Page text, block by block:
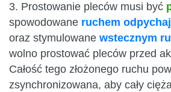
3. Prostowanie pleców musi być
spowodowane ruchem
oraz stymulowane wstecznym
wolno prostować pleców przed
Całość tego złożonego ruchu
zsynchronizowana, aby cały